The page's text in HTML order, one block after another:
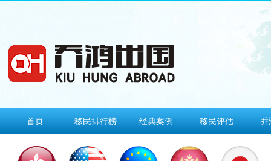
首页 移民排行榜 经典案例 移民评估 乔